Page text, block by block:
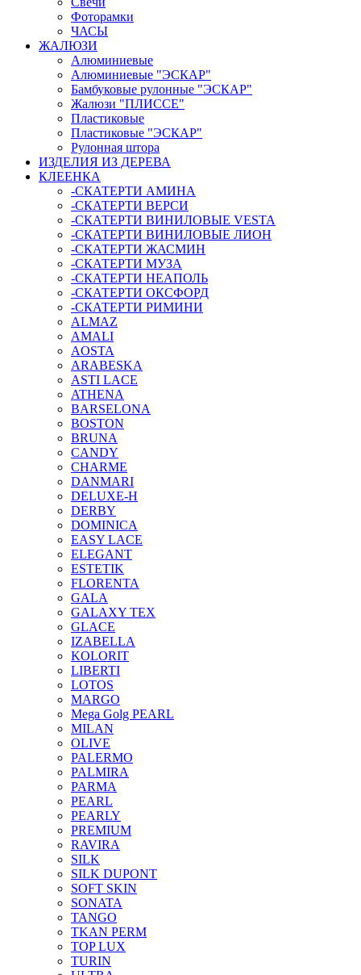
Фоторамки
ЧАСЫ
ЖАЛЮЗИ
Алюминиевые
Алюминиевые "ЭСКАР"
Бамбуковые рулонные "ЭСКАР"
Жалюзи "ПЛИССЕ"
Пластиковые
Пластиковые "ЭСКАР"
Рулонная штора
ИЗДЕЛИЯ ИЗ ДЕРЕВА
КЛЕЕНКА
-СКАТЕРТИ АМИНА
-СКАТЕРТИ ВЕРСИ
-СКАТЕРТИ ВИНИЛОВЫЕ VESTA
-СКАТЕРТИ ВИНИЛОВЫЕ ЛИОН
-СКАТЕРТИ ЖАСМИН
-СКАТЕРТИ МУЗА
-СКАТЕРТИ НЕАПОЛЬ
-СКАТЕРТИ ОКСФОРД
-СКАТЕРТИ РИМИНИ
ALMAZ
AMALI
AOSTA
ARABESKA
ASTI LACE
ATHENA
BARSELONA
BOSTON
BRUNA
CANDY
CHARME
DANMARI
DELUXE-H
DERBY
DOMINICA
EASY LACE
ELEGANT
ESTETIK
FLORENTA
GALA
GALAXY TEX
GLACE
IZABELLA
KOLORIT
LIBERTI
LOTOS
MARGO
Mega Golg PEARL
MILAN
OLIVE
PALERMO
PALMIRA
PARMA
PEARL
PEARLY
PREMIUM
RAVIRA
SILK
SILK DUPONT
SOFT SKIN
SONATA
TANGO
TKAN PERM
TOP LUX
TURIN